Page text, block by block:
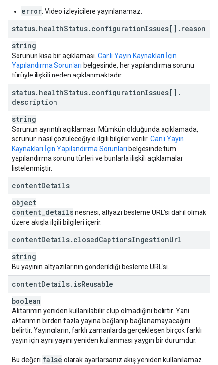
error: Video izleyicilere yayınlanamaz.
status. healthStatus. configurationIssues[] . reason
string
Sorunun kısa bir açıklaması. Canlı Yayın Kaynakları İçin
Yapılandırma Sorunları belgesinde, her yapılandırma sorunu
türüyle ilişkili neden açıklanmaktadır.
status. healthStatus. configurationIssues[] .
description
string
Sorunun ayrıntılı açıklaması. Mümkün olduğunda açıklamada,
sorunun nasıl çözüleceğiyle ilgili bilgiler verilir. Canlı Yayın
Kaynakları İçin Yapılandırma Sorunları belgesinde tüm
yapılandırma sorunu türleri ve bunlarla ilişkili açıklamalar
listelenmiştir.
contentDetails
object
content detailsnesnesi, altyazı besleme URL'si dahil olmak
üzere akışla ilgili bilgileri içerir.
contentDetails. closedCaptionsIngestionUrl
string
Bu yayının altyazılarının gönderildiği besleme URL'si.
contentDetails. isReusable
boolean
Aktarımın yeniden kullanılabilir olup olmadığını belirtir. Yani
aktarımın birden fazla yayına bağlanıp bağlanamayacağını
belirtir. Yayıncıların, farklı zamanlarda gerçekleşen birçok farklı
yayın için aynı yayını yeniden kullanması yaygın bir durumdur.
Bu değeri false olarak ayarlarsanız akış yeniden kullanılamaz.